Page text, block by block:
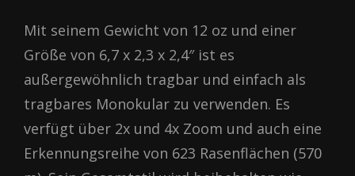
Mit seinem Gewicht von 12 oz und einer
Größe von 6,7 x 2,3 x 2,4″ ist es
außergewöhnlich tragbar und einfach als
tragbares Monokular zu verwenden. Es
verfügt über 2x und 4x Zoom und auch eine
Erkennungsreihe von 623 Rasenflächen (570